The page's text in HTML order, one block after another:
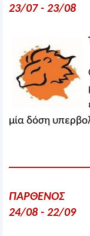
23/07 - 23/08
μία δόση
ΠΑΡΘΕΝΟΣ
24/08 - 22/09